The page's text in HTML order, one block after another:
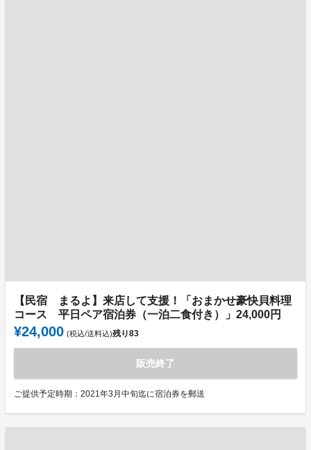
【民宿 まるよ】来店して支援！「おまかせ豪快貝料理
コース 平日ペア宿泊券（一泊二食付き）」24,000円
¥24,000 (税込/送料込)残り83
販売終了
ご提供予定時期：2021年3月中旬迄に宿泊券を郵送